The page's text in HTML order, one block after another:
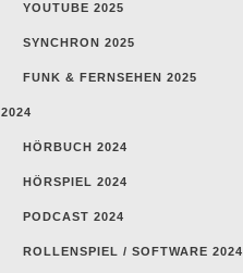
YOUTUBE 2025
SYNCHRON 2025
FUNK & FERNSEHEN 2025
2024
HÖRBUCH 2024
HÖRSPIEL 2024
PODCAST 2024
ROLLENSPIEL / SOFTWARE 2024